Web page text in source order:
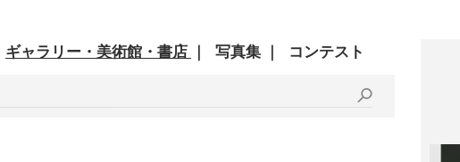
ギャラリー・美術館・書店 写真集 コンテスト